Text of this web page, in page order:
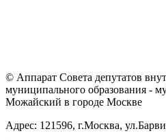
© Аппарат Совета депутатов
муниципального образования -
Можайский в городе Москве
Адрес: 121596, г.Москва,